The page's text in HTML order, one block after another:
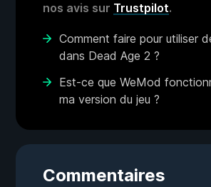
nos avis sur Trustpilot.
Comment faire pour utiliser
dans Dead Age 2 ?
Est-ce que WeMod
ma version du jeu ?
Commentaires